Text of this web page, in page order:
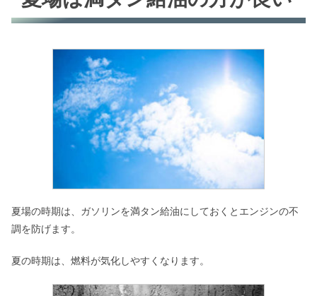
夏場の時期は、ガソリンを満タン給油にしておくとエンジンの不
調を防げます。
夏の時期は、燃料が気化しやすくなります。